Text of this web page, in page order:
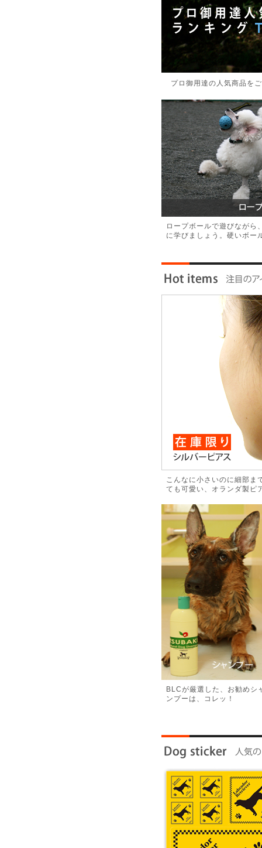
プロ御用達の人気商品を
ロープボールで遊びながら
に学びましょう。硬いボー
こんなに小さいのに細部ま
ても可愛い、オランダ製ピ
BLCが厳選した、お勧めシ
ンプーは、コレッ！